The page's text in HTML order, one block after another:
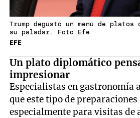
Trump degustó un menú de platos
su paladar. Foto Efe
EFE
Un plato diplomático
impresionar
Especialistas en gastronomía
que este tipo de
especialmente para visitas